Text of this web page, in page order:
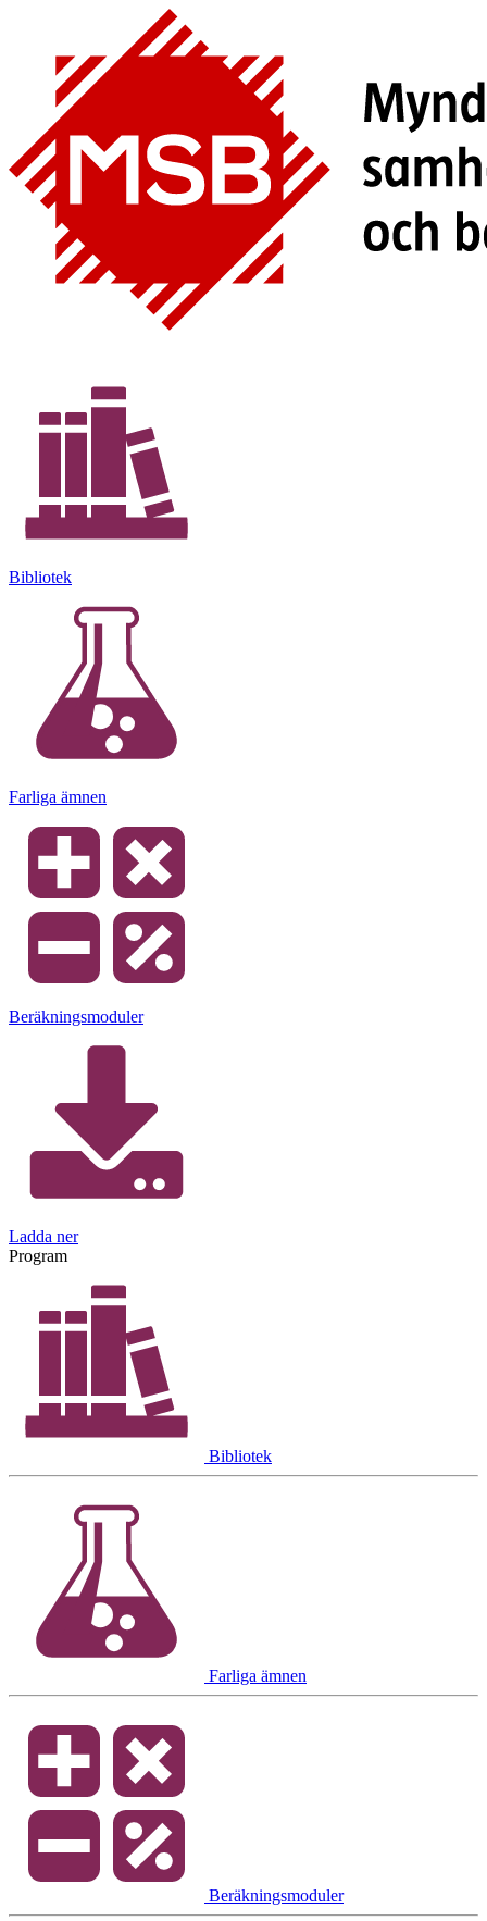
Bibliotek
Farliga ämnen
Beräkningsmoduler
Ladda ner
Program
Bibliotek
Farliga ämnen
Beräkningsmoduler